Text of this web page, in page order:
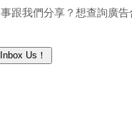
跟我們分享？想查詢廣
Inbox Us！